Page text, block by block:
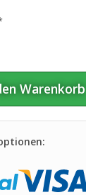
Warenkorb